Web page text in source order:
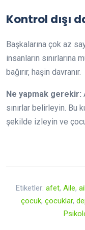
Kontrol dışı
Başkalarına çok az
insanların
bağırır, haşin davranır.
Ne yapmak gerekir:
sınırlar belirleyin. Bu
şekilde izleyin ve
Etiketler: afet, Aile,
çocuk, çocuklar,